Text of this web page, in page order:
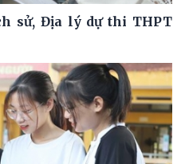
sử, Địa lý dự thi THPT